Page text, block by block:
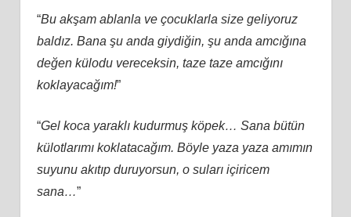
“Bu akşam ablanla ve çocuklarla size geliyoruz
baldız. Bana şu anda giydiğin, şu anda amcığına
değen külodu vereceksin, taze taze amcığını
koklayacağım!”
“Gel koca yaraklı kudurmuş köpek… Sana bütün
külotlarımı koklatacağım. Böyle yaza yaza amımın
suyunu akıtıp duruyorsun, o suları içiricem
sana…”